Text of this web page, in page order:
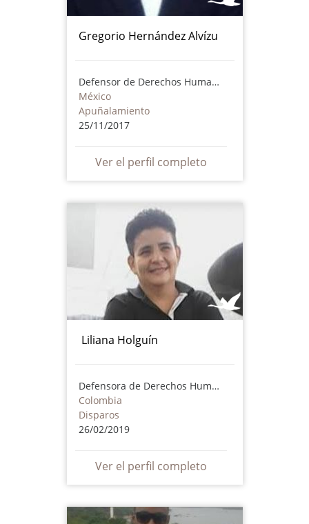
Gregorio Hernández Alvízu
Defensor de Derechos Humanos
México
Apuñalamiento
25/11/2017
Ver el perfil completo
Liliana Holguín
Defensora de Derechos Humanos
Colombia
Disparos
26/02/2019
Ver el perfil completo